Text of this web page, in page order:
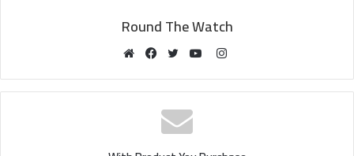
Round The Watch
Instagram